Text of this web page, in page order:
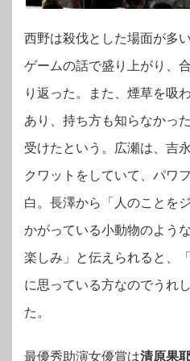
西野は殺伐とした場面が多
ゲームの話で盛り上がり、
り返った。また、煙草を吸
あり、持ち方も知らなかっ
受けたという。広瀬は、吉
クワットをしていて、パワ
白。長澤から「人のことを
かがっている小動物のよう
楽しみ」と伝えられると、
に思っている方なのでうれ
た。
最優秀助演女優賞は清原果